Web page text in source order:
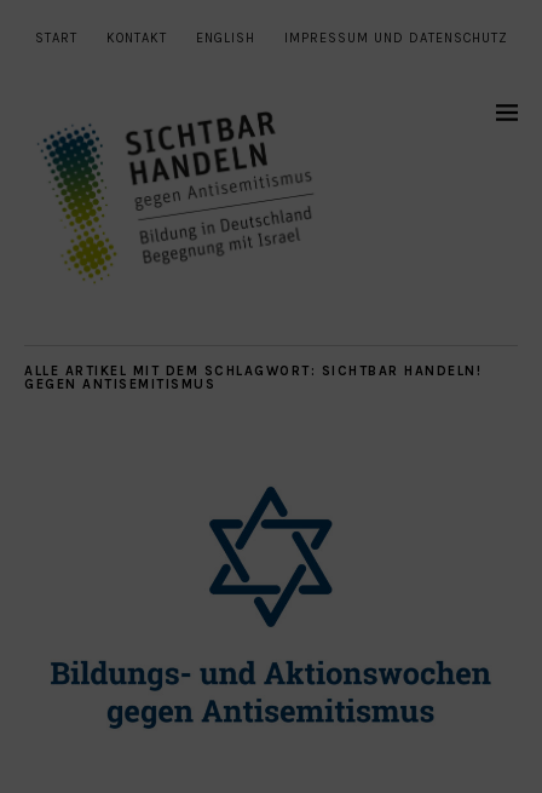
START KONTAKT ENGLISH IMPRESSUM UND DATENSCHUTZ
ALLE ARTIKEL MIT DEM SCHLAGWORT:
SICHTBAR HANDELN!
GEGEN ANTISEMITISMUS